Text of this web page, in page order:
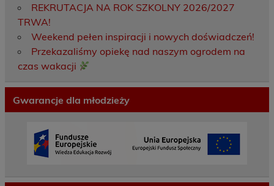
REKRUTACJA NA ROK SZKOLNY 2026/2027
TRWA!
Weekend pełen inspiracji i nowych doświadczeń!
Przekazaliśmy opiekę nad naszym ogrodem na
czas wakacji
Gwarancje dla młodzieży